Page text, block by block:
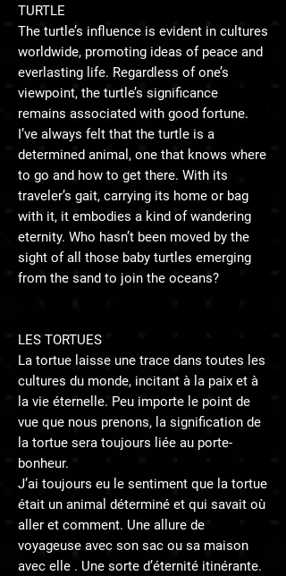
TURTLE
The turtle’s influence is evident in cultures
worldwide, promoting ideas of peace and
everlasting life. Regardless of one’s
viewpoint, the turtle’s significance
remains associated with good fortune.
I’ve always felt that the turtle is a
determined animal, one that knows where
to go and how to get there. With its
traveler’s gait, carrying its home or bag
with it, it embodies a kind of wandering
eternity. Who hasn’t been moved by the
sight of all those baby turtles emerging
from the sand to join the oceans?
LES TORTUES
La tortue laisse une trace dans toutes les
cultures du monde, incitant à la paix et à
la vie éternelle. Peu importe le point de
vue que nous prenons, la signification de
la tortue sera toujours liée au porte-
bonheur.
J’ai toujours eu le sentiment que la tortue
était un animal déterminé et qui savait où
aller et comment. Une allure de
voyageuse avec son sac ou sa maison
avec elle . Une sorte d’éternité itinérante.